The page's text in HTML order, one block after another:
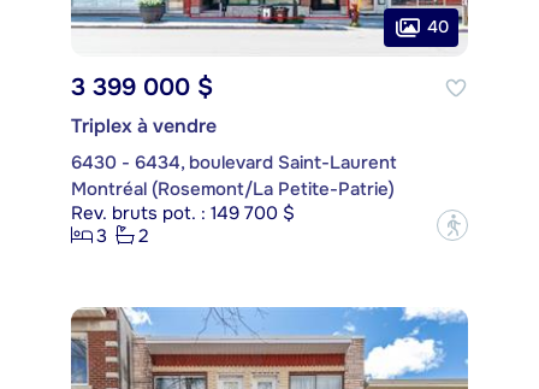
40
3 399 000 $
Triplex à vendre
6430 - 6434, boulevard Saint-Laurent
Montréal (Rosemont/La Petite-Patrie)
Rev. bruts pot. : 149 700 $
3
2 ?